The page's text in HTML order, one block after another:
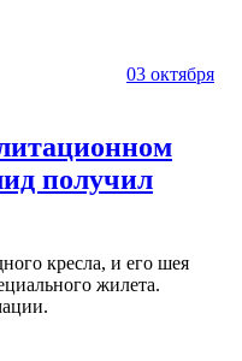
03 октября
получил
кресла, и его шея
жилета.